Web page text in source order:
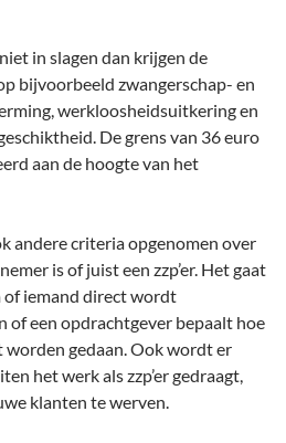
in slagen dan krijgen de
bijvoorbeeld zwangerschap- en
werkloosheidsuitkering en
De grens van 36 euro
aan de hoogte van het
andere criteria opgenomen over
is of juist een zzp’er. Het gaat
iemand direct wordt
of een opdrachtgever bepaalt hoe
gedaan. Ook wordt er
het werk als zzp’er gedraagt,
klanten te werven.